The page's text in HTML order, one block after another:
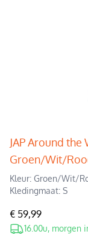
JAP Around
Groen/Wit/
Kleur: Groen/Wit/
Kledingmaat: S
€ 59,99
16.00u, morgen